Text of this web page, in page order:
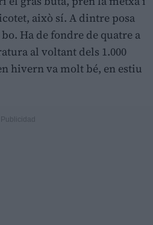
això sí. A dintre posa
Ha de fondre de quatre a
al voltant dels 1.000
hivern va molt bé, en estiu